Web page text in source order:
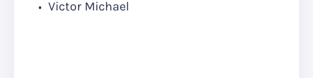
Victor Michael